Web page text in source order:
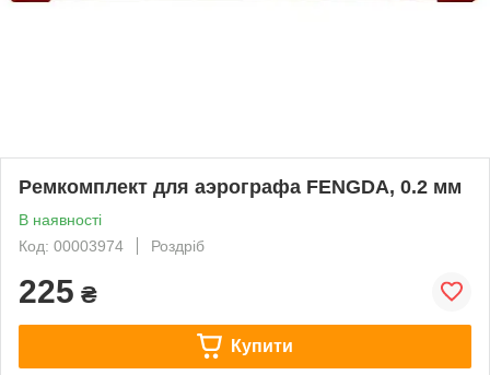
Ремкомплект для аэрографа FENGDA, 0.2 мм
В наявності
Код: 00003974
Роздріб
225 ₴
Купити